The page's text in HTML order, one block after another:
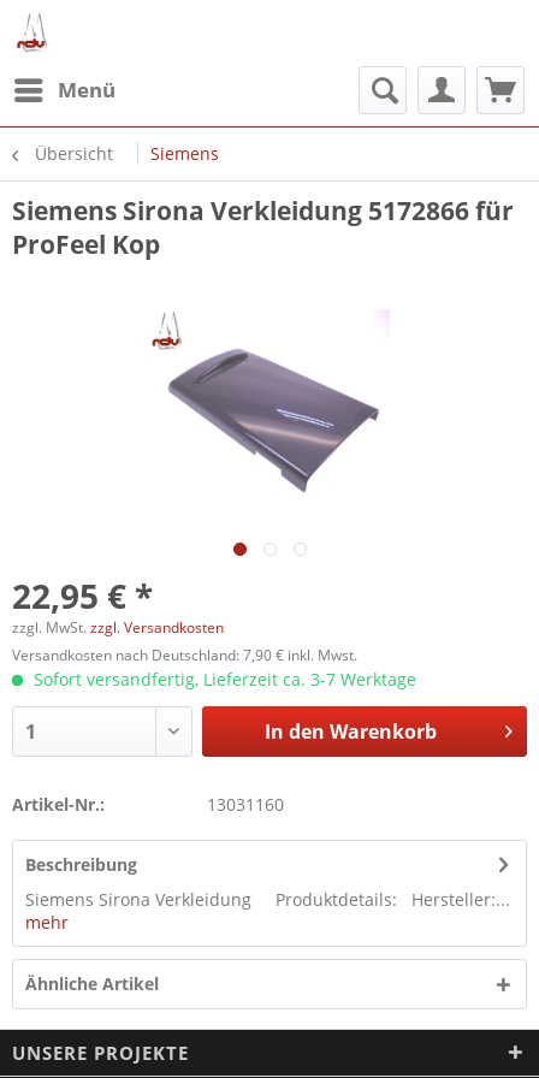
Menü
Übersicht Siemens
Siemens Sirona Verkleidung 5172866 für
ProFeel Kop
22,95 € *
zzgl. MwSt. zzgl. Versandkosten
Versandkosten nach Deutschland: 7,90 € inkl. Mwst.
Sofort versandfertig, Lieferzeit ca. 3-7 Werktage
In den Warenkorb
Artikel-Nr.: 13031160
Beschreibung
Siemens Sirona Verkleidung Produktdetails: Hersteller:...
mehr
Ähnliche Artikel
UNSERE PROJEKTE